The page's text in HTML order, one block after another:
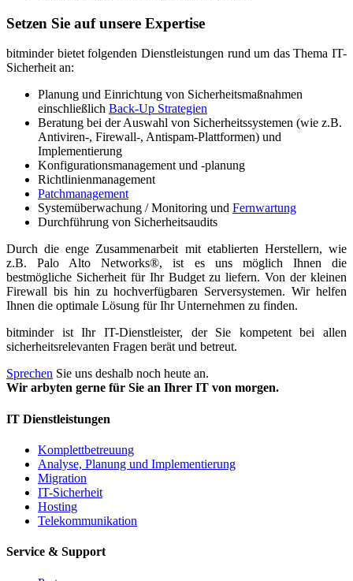
Setzen Sie auf unsere Expertise
bitminder bietet folgenden Dienstleistungen rund um das Thema IT-
Sicherheit an:
Planung und Einrichtung von Sicherheitsmaßnahmen
einschließlich Back-Up Strategien
Beratung bei der Auswahl von Sicherheitssystemen (wie z.B.
Antiviren-, Firewall-, Antispam-Plattformen) und
Implementierung
Konfigurationsmanagement und -planung
Richtlinienmanagement
Patchmanagement
Systemüberwachung / Monitoring und Fernwartung
Durchführung von Sicherheitsaudits
Durch die enge Zusammenarbeit mit etablierten Herstellern, wie
z.B. Palo Alto Networks®, ist es uns möglich Ihnen die
bestmögliche Sicherheit für Ihr Budget zu liefern. Von der kleinen
Firewall bis hin zu hochverfügbaren Serversystemen. Wir helfen
Ihnen die optimale Lösung für Ihr Unternehmen zu finden.
bitminder ist Ihr IT-Dienstleister, der Sie kompetent bei allen
sicherheitsrelevanten Fragen berät und betreut.
Sprechen Sie uns deshalb noch heute an.
Wir arbyten gerne für Sie an Ihrer IT von morgen.
IT Dienstleistungen
Komplettbetreuung
Analyse, Planung und Implementierung
Migration
IT-Sicherheit
Hosting
Telekommunikation
Service & Support